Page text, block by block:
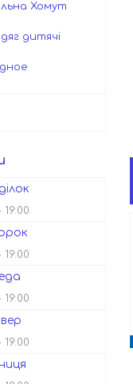
Хомут
дитячі
19:00
19:00
19:00
19:00